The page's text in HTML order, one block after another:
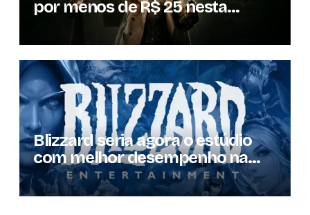
por menos de R$ 25 nesta
Blizzard seria agora o estúdio
com melhor desempenho na
Microsoft